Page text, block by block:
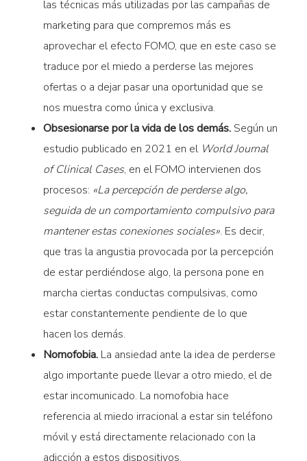
las técnicas más utilizadas por las campañas de
marketing para que compremos más es
aprovechar el efecto FOMO, que en este caso se
traduce por el miedo a perderse las mejores
ofertas o a dejar pasar una oportunidad que se
nos muestra como única y exclusiva.
Obsesionarse por la vida de los demás.Según un
estudio publicado en 2021 en el World Journal
of Clinical Cases, en el FOMO intervienen dos
procesos: «La percepción de perderse algo,
seguida de un comportamiento compulsivo para
mantener estas conexiones sociales». Es decir,
que tras la angustia provocada por la percepción
de estar perdiéndose algo, la persona pone en
marcha ciertas conductas compulsivas, como
estar constantemente pendiente de lo que
hacen los demás.
Nomofobia.La ansiedad ante la idea de perderse
algo importante puede llevar a otro miedo, el de
estar incomunicado. La nomofobia hace
referencia al miedo irracional a estar sin teléfono
móvil y está directamente relacionado con la
adicción a estos dispositivos.